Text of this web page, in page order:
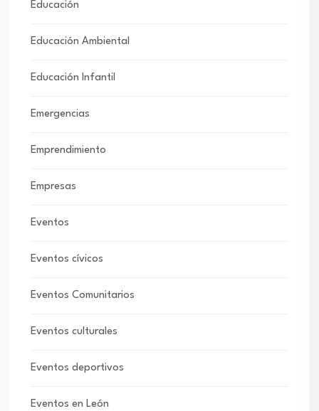
Educación
Educación Ambiental
Educación Infantil
Emergencias
Emprendimiento
Empresas
Eventos
Eventos cívicos
Eventos Comunitarios
Eventos culturales
Eventos deportivos
Eventos en León